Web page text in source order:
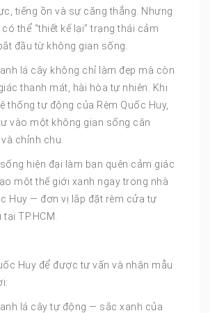
tiếng ồn và sự căng thẳng. Nhưng
thể “thiết kế lại” trạng thái cảm
đầu từ không gian sống.
lá cây không chỉ làm đẹp mà còn
thanh mát, hài hòa tự nhiên. Khi
thống tự động của Rèm Quốc Huy,
vào một không gian sống cân
chỉnh chu.
hiện đại làm bạn quên cảm giác
một thế giới xanh ngay trong nhà
Huy — đơn vị lắp đặt rèm cửa tự
TP.HCM.
Huy để được tư vấn và nhận mẫu
lá cây tự động — sắc xanh của